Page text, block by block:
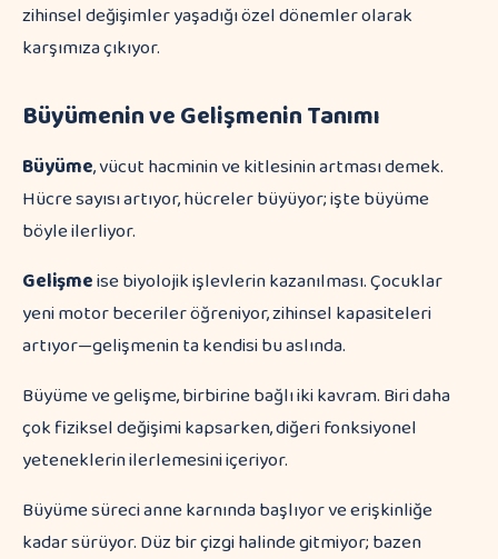
zihinsel değişimler yaşadığı özel dönemler olarak
karşımıza çıkıyor.
Büyümenin ve Gelişmenin Tanımı
Büyüme, vücut hacminin ve kitlesinin artması demek.
Hücre sayısı artıyor, hücreler büyüyor; işte büyüme
böyle ilerliyor.
Gelişmeise biyolojik işlevlerin kazanılması. Çocuklar
yeni motor beceriler öğreniyor, zihinsel kapasiteleri
artıyor—gelişmenin ta kendisi bu aslında.
Büyüme ve gelişme, birbirine bağlı iki kavram. Biri daha
çok fiziksel değişimi kapsarken, diğeri fonksiyonel
yeteneklerin ilerlemesini içeriyor.
Büyüme süreci anne karnında başlıyor ve erişkinliğe
kadar sürüyor. Düz bir çizgi halinde gitmiyor; bazen